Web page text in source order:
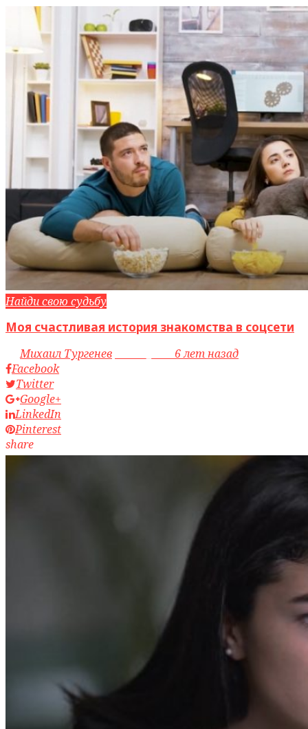
Найди свою судьбу
Моя счастливая история знакомства в соцсети
byМихаил Тургенев
6 лет назад
Facebook
Twitter
Google+
LinkedIn
Pinterest
share